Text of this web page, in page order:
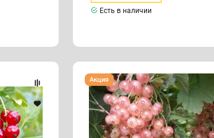
Есть в наличии
Смородина
"РОЗОВЫЙ
ЖЕМЧУГ"
Акция